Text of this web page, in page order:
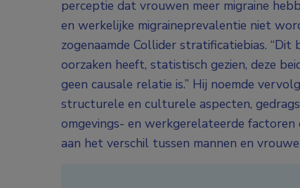
perceptie dat vrouwen meer migraine
en werkelijke migraineprevalentie niet
zogenaamde Collider stratificatiebias.
oorzaken heeft, statistisch gezien, deze
geen causale relatie is.” Hij noemde
structurele en culturele aspecten,
omgevings- en werkgerelateerde
aan het verschil tussen mannen en